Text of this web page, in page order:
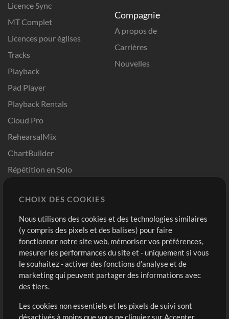
Licence Sync
MT Complet
Licences pour églises
Tracks
Playback
Pad Player
Playback Rentals
Cloud Pro
RehearsalMix
ChartBuilder
Répétition en Solo
Modèles ProPresenter
Sons
Compagnie
A propos de
Carrières
Nouvelles
Boutique
Acheter des crédits
Contenu gratuit
Demander les pistes
Compte
Connexion
S'inscrire
CHOIX DES COOKIES
Nous utilisons des cookies et des technologies similaires
(y compris des pixels et des balises) pour faire
fonctionner notre site web, mémoriser vos préférences,
mesurer les performances du site et - uniquement si vous
le souhaitez - activer des fonctions d'analyse et de
marketing qui peuvent partager des informations avec
des tiers.
Les cookies non essentiels et les pixels de suivi sont
désactivés à moins que vous ne cliquiez sur Accepter